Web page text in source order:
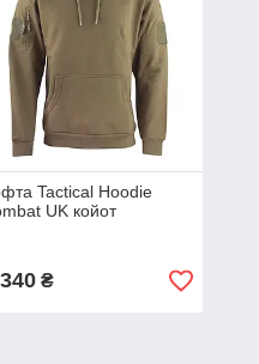
Tactical Hoodie
UK койот
₴